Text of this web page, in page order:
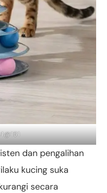
dan pengalihan
kucing suka
secara